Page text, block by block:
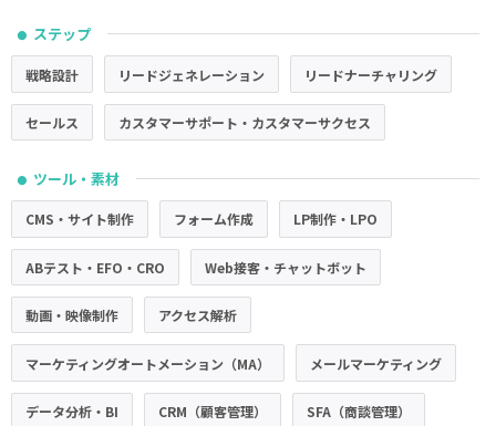
● ステップ
戦略設計 リードジェネレーション リードナーチャリング
セールス カスタマーサポート・カスタマーサクセス
● ツール・素材
CMS・サイト制作 フォーム作成 LP制作・LPO
ABテスト・EFO・CRO Web接客・チャットボット
動画・映像制作 アクセス解析
マーケティングオートメーション（MA） メールマーケティング
データ分析・BI CRM（顧客管理） SFA（商談管理）